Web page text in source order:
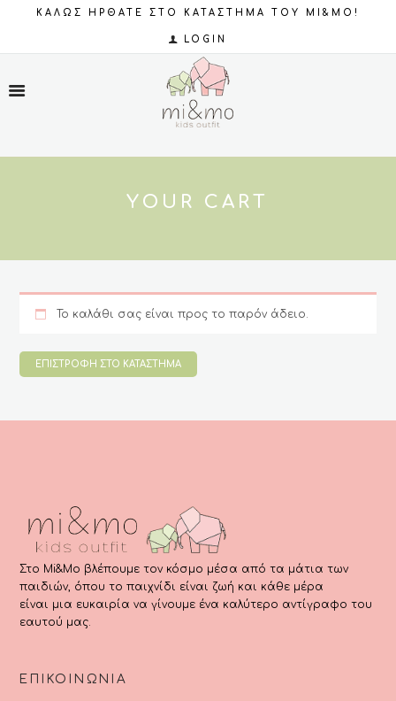
ΚΑΛΩΣ ΗΡΘΑΤΕ ΣΤΟ ΚΑΤΑΣΤΗΜΑ ΤΟΥ MI&MO!
LOGIN
YOUR CART
Το καλάθι σας είναι προς το παρόν άδειο.
ΕΠΙΣΤΡΟΦΉ ΣΤΟ ΚΑΤΆΣΤΗΜΑ
Στο Mi&Mo βλέπουμε τον κόσμο μέσα από τα μάτια των
παιδιών, όπου το παιχνίδι είναι ζωή και κάθε μέρα
είναι μια ευκαιρία να γίνουμε ένα καλύτερο αντίγραφο του
εαυτού μας.
ΕΠΙΚΟΙΝΩΝΊΑ